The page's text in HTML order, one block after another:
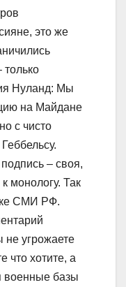
это же
только
Нуланд: Мы
на Майдане
с чисто
– своя,
монологу. Так
СМИ РФ.
не угрожаете
что хотите, а
военные базы